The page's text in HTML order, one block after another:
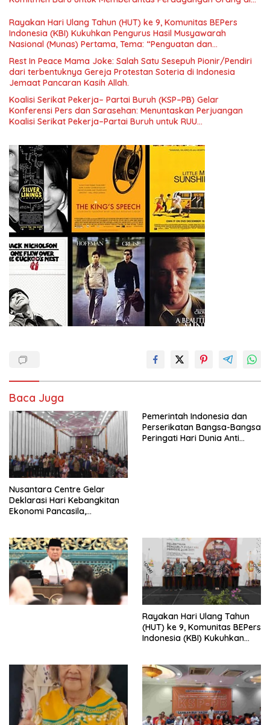
Rayakan Hari Ulang Tahun (HUT) ke 9, Komunitas BEPers
Indonesia (KBI) Kukuhkan Pengurus Hasil Musyawarah
Nasional (Munas) Pertama, Tema: “Penguatan dan
Pengembangan Organisasi KBI yang Berbasis Riset di seluruh
Indonesia dan Mancanegara”.
Rest In Peace Mama Joke: Salah Satu Sesepuh Pionir/Pendiri
dari terbentuknya Gereja Protestan Soteria di Indonesia
Jemaat Pancaran Kasih Allah.
Koalisi Serikat Pekerja– Partai Buruh (KSP–PB) Gelar
Konferensi Pers dan Sarasehan: Menuntaskan Perjuangan
Koalisi Serikat Pekerja–Partai Buruh untuk RUU
Baca Juga
Nusantara Centre Gelar
Deklarasi Hari Kebangkitan
Ekonomi Pancasila,
Penjajahan (Pergolakan
Ekonomi Politik Indonesia) &
Simposium Nasional “Urgensi
Undang-Undang
Perekonomian Nasional dan
Kesejahteraan Sosial dalam
Pemerintah Indonesia dan
Perserikatan Bangsa-Bangsa
Peringati Hari Dunia Anti
Rayakan Hari Ulang Tahun
(HUT) ke 9, Komunitas BEPers
Indonesia (KBI) Kukuhkan
Tema: “Penguatan dan
Pengembangan Organisasi
KBI yang Berbasis Riset di
seluruh Indonesia dan
Mancanegara”.